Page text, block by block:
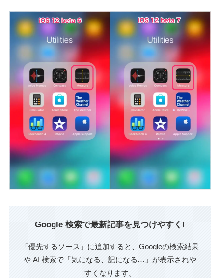
Google 検索で最新記事を見つけやすく!
「優先するソース」に追加すると、Googleの検索結果
や AI 検索で「気になる、記になる…」が表示されや
すくなります。